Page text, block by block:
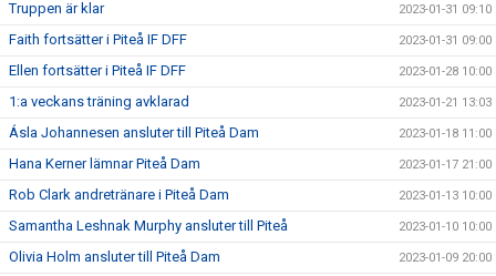
Truppen är klar 2023-01-31 09:10
Faith fortsätter i Piteå IF DFF 2023-01-31 09:00
Ellen fortsätter i Piteå IF DFF 2023-01-28 10:00
1:a veckans träning avklarad 2023-01-21 13:03
Ásla Johannesen ansluter till Piteå Dam 2023-01-18 11:00
Hana Kerner lämnar Piteå Dam 2023-01-17 21:00
Rob Clark andretränare i Piteå Dam 2023-01-13 10:00
Samantha Leshnak Murphy ansluter till Piteå 2023-01-10 10:00
Olivia Holm ansluter till Piteå Dam 2023-01-09 20:00